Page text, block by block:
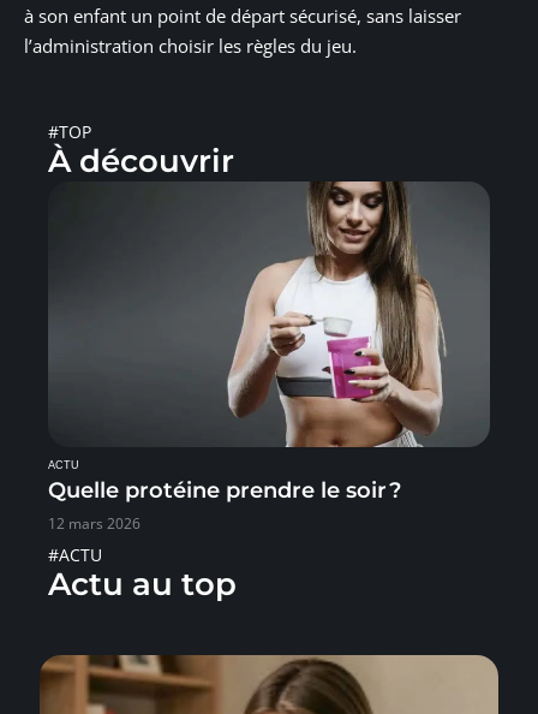
à son enfant un point de départ sécurisé, sans laisser
l’administration choisir les règles du jeu.
#TOP
À découvrir
ACTU
Quelle protéine prendre le soir ?
12 mars 2026
#ACTU
Actu au top